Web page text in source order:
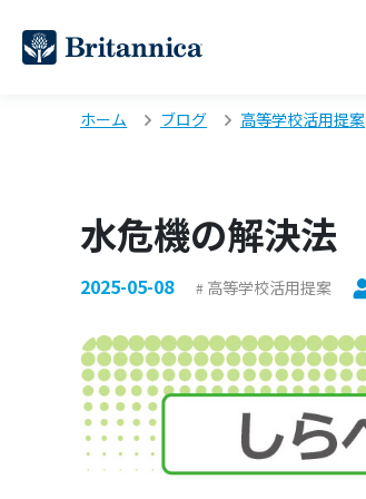
ホーム ブログ 高等学校活用提案
水危機の解決法
2025-05-08 高等学校活用提案